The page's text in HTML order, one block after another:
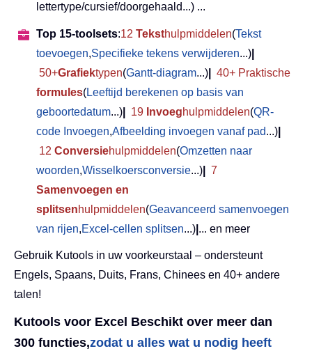
lettertype/cursief/doorgehaald...) ...
Top 15-toolsets:12 Teksthulpmiddelen(Tekst
toevoegen,Specifieke tekens verwijderen...)
50+Grafiektypen(Gantt-diagram...)
40+ Praktische
formules(Leeftijd berekenen op basis van
geboortedatum...) 19 Invoeghulpmiddelen(QR-
code Invoegen,Afbeelding invoegen vanaf pad...)
12 Conversiehulpmiddelen(Omzetten naar
woorden,Wisselkoersconversie...)
7
Samenvoegen en
splitsenhulpmiddelen(Geavanceerd samenvoegen
van rijen,Excel-cellen splitsen...) ... en meer
Gebruik Kutools in uw voorkeurstaal – ondersteunt
Engels, Spaans, Duits, Frans, Chinees en 40+ andere
talen!
Kutools voor Excel Beschikt over meer dan
300 functies,zodat u alles wat u nodig heeft